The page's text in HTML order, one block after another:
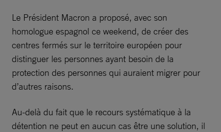
Le Président Macron a proposé, avec son
homologue espagnol ce weekend, de créer des
centres fermés sur le territoire européen pour
distinguer les personnes ayant besoin de la
protection des personnes qui auraient migrer pour
d’autres raisons.
Au-delà du fait que le recours systématique à la
détention ne peut en aucun cas être une solution, il